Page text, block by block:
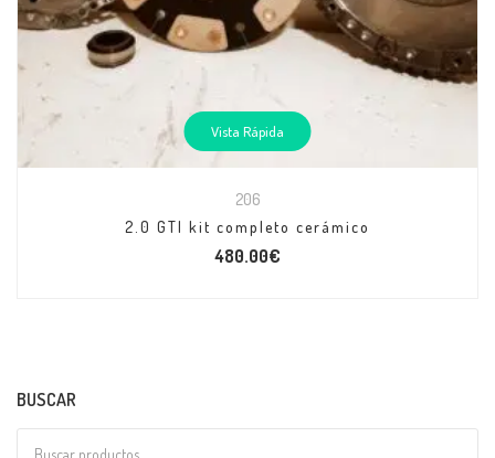
Vista Rápida
206
2.0 GTI kit completo cerámico
480.00€
BUSCAR